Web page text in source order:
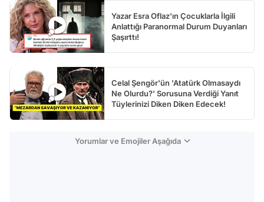
Yazar Esra Oflaz'ın Çocuklarla İlgili
Anlattığı Paranormal Durum Duyanları
Şaşırttı!
Celal Şengör'ün 'Atatürk Olmasaydı
Ne Olurdu?' Sorusuna Verdiği Yanıt
Tüylerinizi Diken Diken Edecek!
Yorumlar ve Emojiler Aşağıda